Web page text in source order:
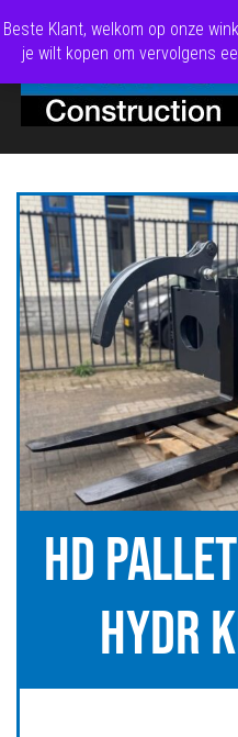
HD
HYDR
Beste Klant, welkom op onze
je wilt kopen om vervolgens